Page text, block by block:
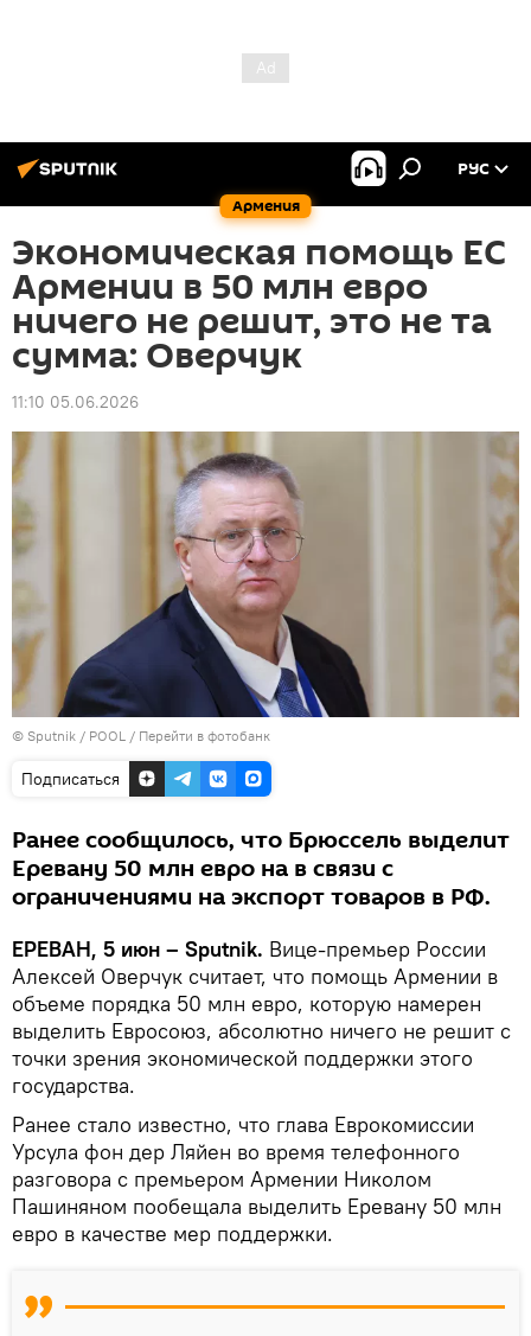
Армения
РУС
Экономическая помощь ЕС
Армении в 50 млн евро
ничего не решит, это не та
сумма: Оверчук
11:10 05.06.2026
© Sputnik / POOL / Перейти в фотобанк
Подписаться
Ранее сообщилось, что Брюссель выделит
Еревану 50 млн евро на в связи с
ограничениями на экспорт товаров в РФ.
ЕРЕВАН, 5 июн – Sputnik. Вице-премьер России
Алексей Оверчук считает, что помощь Армении в
объеме порядка 50 млн евро, которую намерен
выделить Евросоюз, абсолютно ничего не решит с
точки зрения экономической поддержки этого
государства.
Ранее стало известно, что глава Еврокомиссии
Урсула фон дер Ляйен во время телефонного
разговора с премьером Армении Николом
Пашиняном пообещала выделить Еревану 50 млн
евро в качестве мер поддержки.